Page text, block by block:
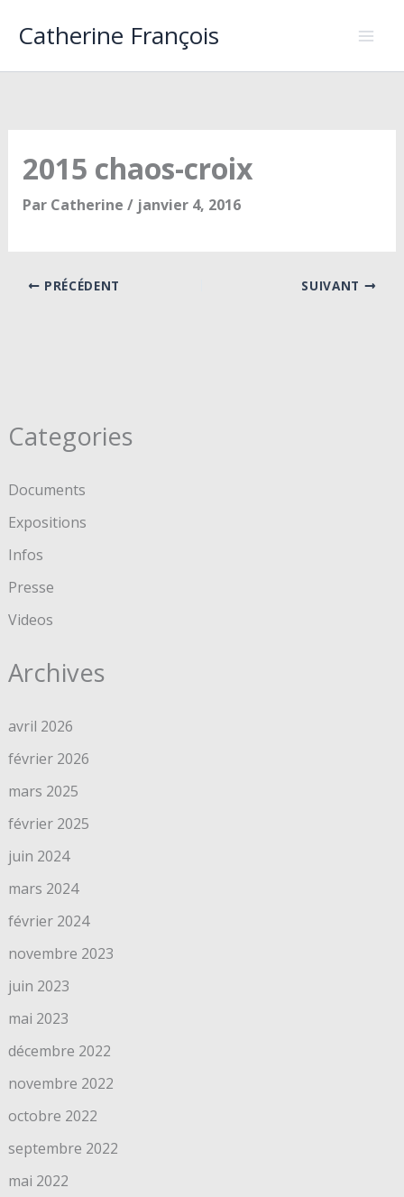
Catherine François
Categories
Documents
Expositions
Infos
Presse
Videos
Archives
avril 2026
février 2026
mars 2025
février 2025
juin 2024
mars 2024
février 2024
novembre 2023
juin 2023
mai 2023
décembre 2022
novembre 2022
octobre 2022
septembre 2022
mai 2022
2015 chaos-croix
Par Catherine / janvier 4, 2016
PRÉCÉDENT SUIVANT